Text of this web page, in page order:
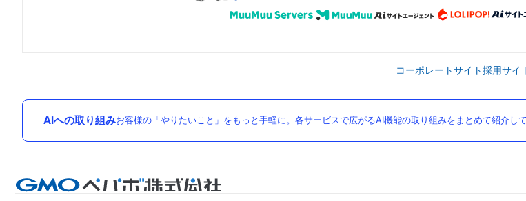
コーポレートサイト採用サイ
AIへの取り組みお客様の「やりたいこと」をもっと手軽に。各サービスで広がるAI機能の取り組みをまとめて紹介して